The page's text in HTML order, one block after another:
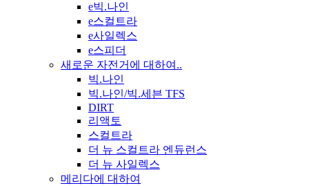
e빅.나인
e스컬트라
e사일렉스
e스피더
새로운 자전거에 대하여..
빅.나인
빅.나인/빅.세븐 TFS
DIRT
리액토
스컬트라
더 뉴 스컬트라 엔듀런스
더 뉴 사일렉스
메리다에 대하여